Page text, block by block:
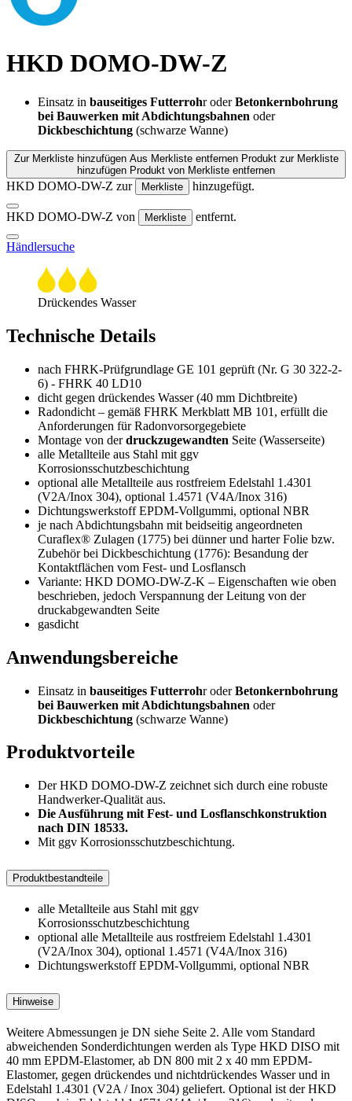
HKD DOMO-DW-Z
Einsatz in bauseitiges Futterrohr oderBetonkernbohrung
bei Bauwerken mit Abdichtungsbahnen oder
Dickbeschichtung (schwarze Wanne)
Zur Merkliste hinzufügen Aus Merkliste entfernen Produkt zur Merkliste
hinzufügen Produkt von Merkliste entfernen
HKD DOMO-DW-Z zur Merkliste hinzugefügt.
HKD DOMO-DW-Z von Merkliste entfernt.
Händlersuche
Drückendes Wasser
Technische Details
nach FHRK-Prüfgrundlage GE 101 geprüft (Nr. G 30 322-2-
6) - FHRK 40 LD10
dicht gegen drückendes Wasser (40 mm Dichtbreite)
Radondicht – gemäß FHRK Merkblatt MB 101, erfüllt die
Anforderungen für Radonvorsorgegebiete
Montage von derdruckzugewandten Seite (Wasserseite)
alle Metallteile aus Stahl mit ggv
Korrosionsschutzbeschichtung
optional alle Metallteile aus rostfreiem Edelstahl 1.4301
(V2A/Inox 304), optional 1.4571 (V4A/Inox 316)
Dichtungswerkstoff EPDM-Vollgummi, optional NBR
je nach Abdichtungsbahn mit beidseitig angeordneten
Curaflex® Zulagen (1775) bei dünner und harter Folie bzw.
Zubehör bei Dickbeschichtung (1776): Besandung der
Kontaktflächen vom Fest- und Losflansch
Variante: HKD DOMO-DW-Z-K – Eigenschaften wie oben
beschrieben, jedoch Verspannung der Leitung von der
druckabgewandten Seite
gasdicht
Anwendungsbereiche
Einsatz in bauseitiges Futterrohr oderBetonkernbohrung
bei Bauwerken mit Abdichtungsbahnen oder
Dickbeschichtung (schwarze Wanne)
Produktvorteile
Der HKD DOMO-DW-Z zeichnet sich durch eine robuste
Handwerker-Qualität aus.
Die Ausführung mit Fest- und Losflanschkonstruktion
nach DIN 18533.
Mit ggv Korrosionsschutzbeschichtung.
Produktbestandteile
alle Metallteile aus Stahl mit ggv
Korrosionsschutzbeschichtung
optional alle Metallteile aus rostfreiem Edelstahl 1.4301
(V2A/Inox 304), optional 1.4571 (V4A/Inox 316)
Dichtungswerkstoff EPDM-Vollgummi, optional NBR
Hinweise
Weitere Abmessungen je DN siehe Seite 2. Alle vom Standard
abweichenden Sonderdichtungen werden als Type HKD DISO mit
40 mm EPDM-Elastomer, ab DN 800 mit 2 x 40 mm EPDM-
Elastomer, gegen drückendes und nichtdrückendes Wasser und in
Edelstahl 1.4301 (V2A / Inox 304) geliefert. Optional ist der HKD